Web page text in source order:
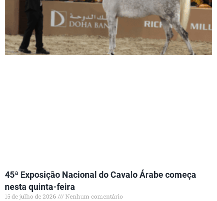
45ª Exposição Nacional do Cavalo Árabe começa
nesta quinta-feira
15 de julho de 2026
Nenhum comentário